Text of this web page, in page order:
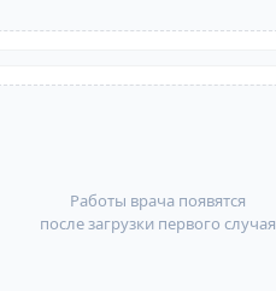
Работы врача появятся
после загрузки первого случая